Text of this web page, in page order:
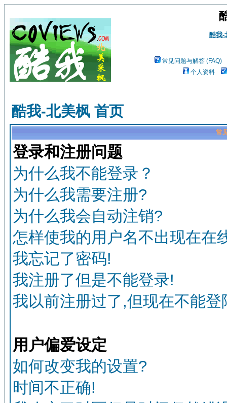
酷我-
常见问题与解答 (FAQ)
个人资料
酷我-北美枫 首页
常
登录和注册问题
为什么我不能登录？
为什么我需要注册?
为什么我会自动注销?
怎样使我的用户名不出现在在
我忘记了密码!
我注册了但是不能登录!
我以前注册过了,但现在不能登
用户偏爱设定
如何改变我的设置?
时间不正确!